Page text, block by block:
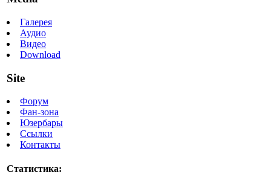
Галерея
Аудио
Видео
Download
Site
Форум
Фан-зона
Юзербары
Ссылки
Контакты
Статистика: